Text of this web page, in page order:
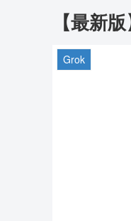
【最新
Grok